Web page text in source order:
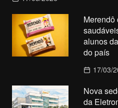
Merendô
alunos
do país
17/03/
Nova
da